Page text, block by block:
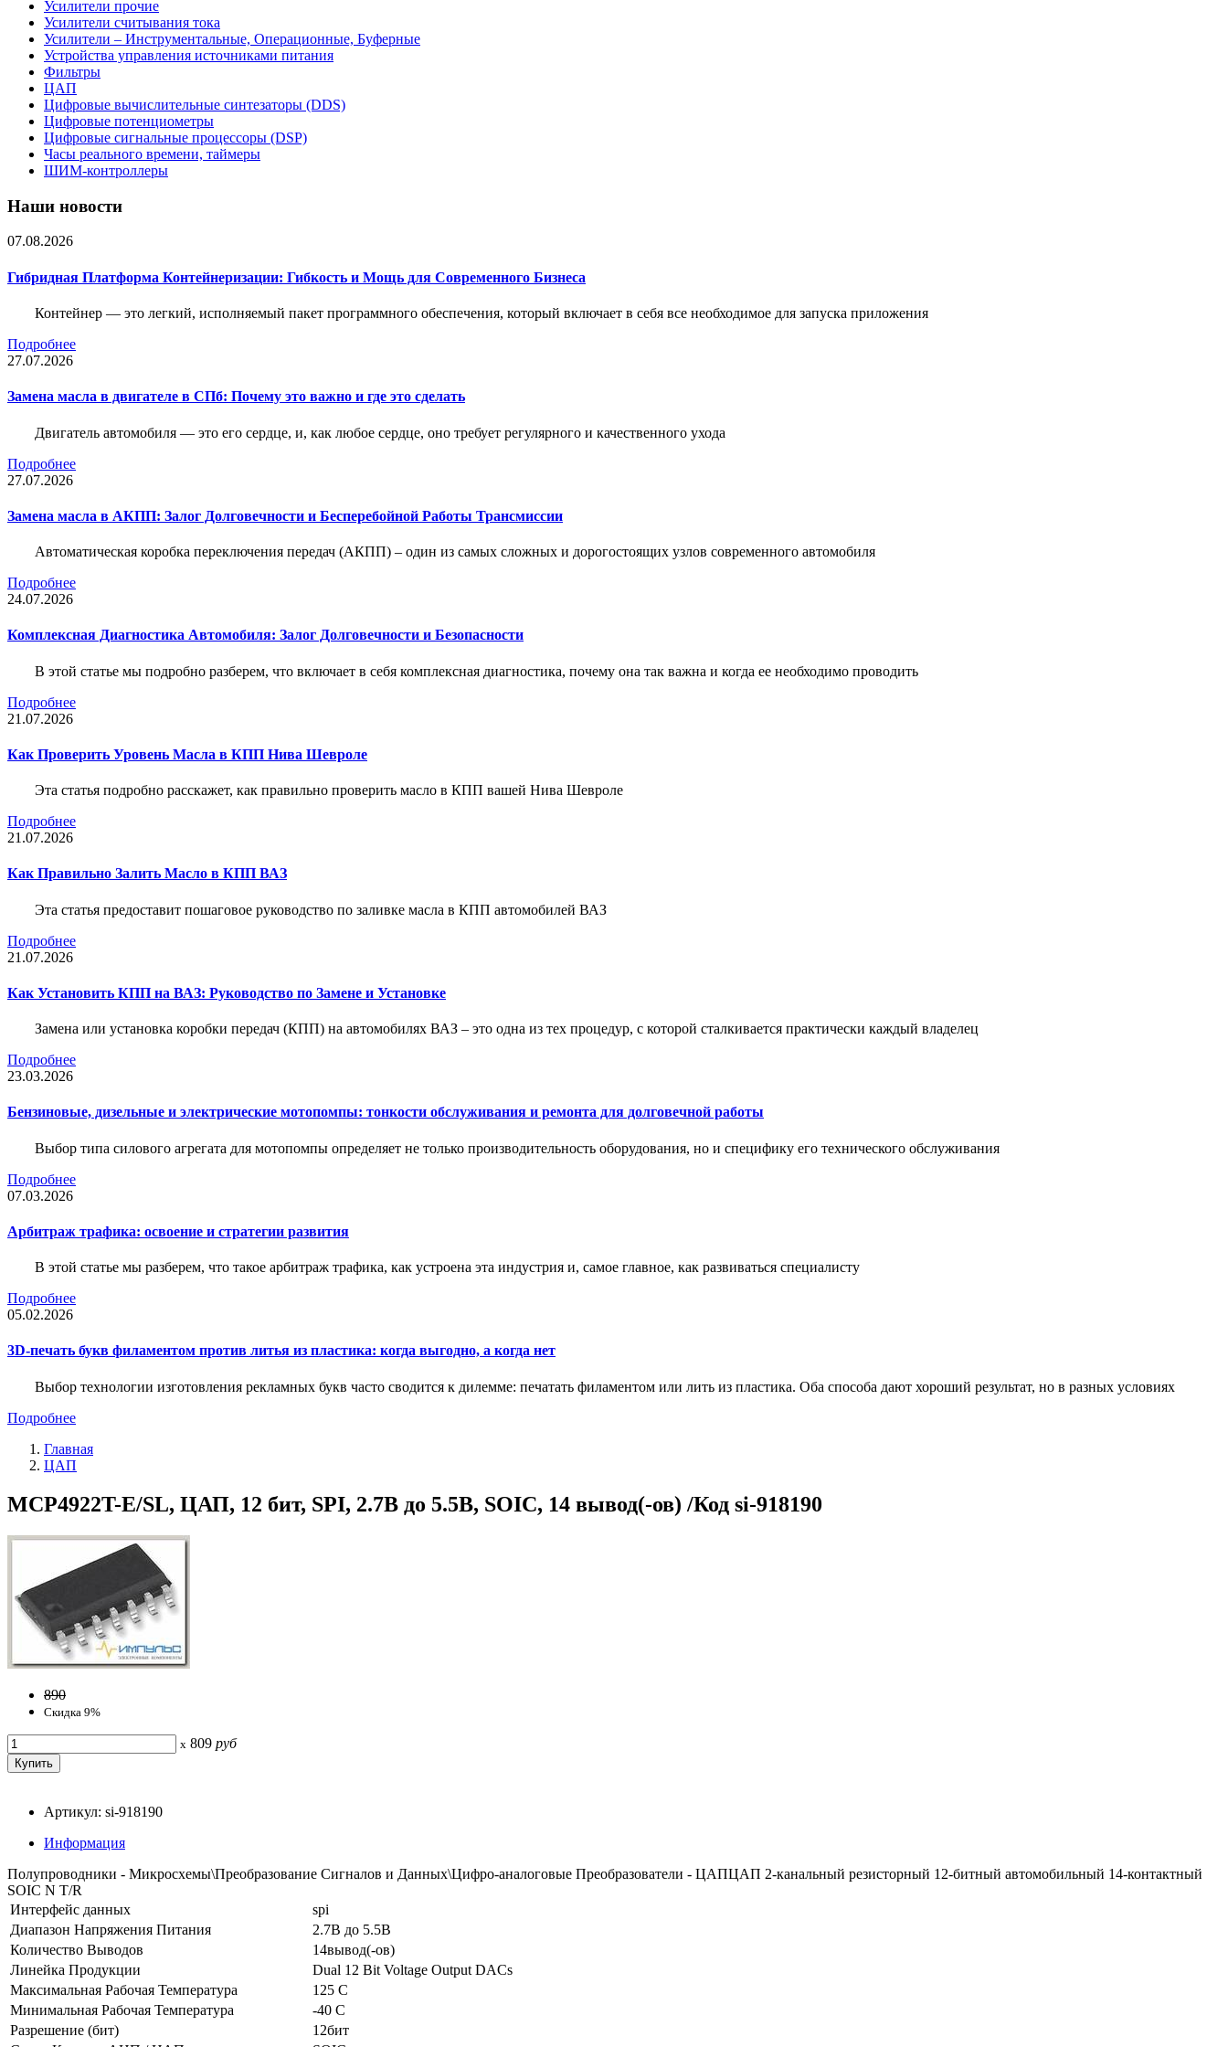
Усилители прочие
Усилители считывания тока
Усилители – Инструментальные, Операционные, Буферные
Устройства управления источниками питания
Фильтры
ЦАП
Цифровые вычислительные синтезаторы (DDS)
Цифровые потенциометры
Цифровые сигнальные процессоры (DSP)
Часы реального времени, таймеры
ШИМ-контроллеры
Наши новости
07.08.2026
Гибридная Платформа Контейнеризации: Гибкость и Мощь для Современного Бизнеса
Контейнер — это легкий, исполняемый пакет программного обеспечения, который включает в себя все необходимое для запуска приложения
Подробнее
27.07.2026
Замена масла в двигателе в СПб: Почему это важно и где это сделать
Двигатель автомобиля — это его сердце, и, как любое сердце, оно требует регулярного и качественного ухода
Подробнее
27.07.2026
Замена масла в АКПП: Залог Долговечности и Бесперебойной Работы Трансмиссии
Автоматическая коробка переключения передач (АКПП) – один из самых сложных и дорогостоящих узлов современного автомобиля
Подробнее
24.07.2026
Комплексная Диагностика Автомобиля: Залог Долговечности и Безопасности
В этой статье мы подробно разберем, что включает в себя комплексная диагностика, почему она так важна и когда ее необходимо проводить
Подробнее
21.07.2026
Как Проверить Уровень Масла в КПП Нива Шевроле
Эта статья подробно расскажет, как правильно проверить масло в КПП вашей Нива Шевроле
Подробнее
21.07.2026
Как Правильно Залить Масло в КПП ВАЗ
Эта статья предоставит пошаговое руководство по заливке масла в КПП автомобилей ВАЗ
Подробнее
21.07.2026
Как Установить КПП на ВАЗ: Руководство по Замене и Установке
Замена или установка коробки передач (КПП) на автомобилях ВАЗ – это одна из тех процедур, с которой сталкивается практически каждый владелец
Подробнее
23.03.2026
Бензиновые, дизельные и электрические мотопомпы: тонкости обслуживания и ремонта для долговечной работы
Выбор типа силового агрегата для мотопомпы определяет не только производительность оборудования, но и специфику его технического обслуживания
Подробнее
07.03.2026
Арбитраж трафика: освоение и стратегии развития
В этой статье мы разберем, что такое арбитраж трафика, как устроена эта индустрия и, самое главное, как развиваться специалисту
Подробнее
05.02.2026
3D-печать букв филаментом против литья из пластика: когда выгодно, а когда нет
Выбор технологии изготовления рекламных букв часто сводится к дилемме: печатать филаментом или лить из пластика. Оба способа дают хороший результат, но в разных условиях
Подробнее
Главная
ЦАП
MCP4922T-E/SL, ЦАП, 12 бит, SPI, 2.7В до 5.5В, SOIC, 14 вывод(-ов) /Код si-918190
890
Скидка 9%
x 809 руб
Артикул: si-918190
Информация
Полупроводники - Микросхемы\Преобразование Сигналов и Данных\Цифро-аналоговые Преобразователи - ЦАПЦАП 2-канальный резисторный 12-битный автомобильный 14-контактный
SOIC N T/R
Интерфейс данных
spi
Диапазон Напряжения Питания
2.7В до 5.5В
Количество Выводов
14вывод(-ов)
Линейка Продукции
Dual 12 Bit Voltage Output DACs
Максимальная Рабочая Температура
125 C
Минимальная Рабочая Температура
-40 C
Разрешение (бит)
12бит